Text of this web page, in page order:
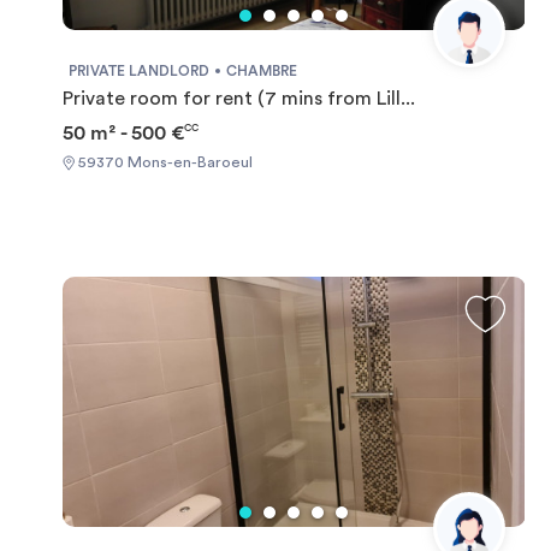
PRIVATE LANDLORD CHAMBRE
Private room for rent (7 mins from Lill...
50 m² - 500 €CC
59370 Mons-en-Baroeul